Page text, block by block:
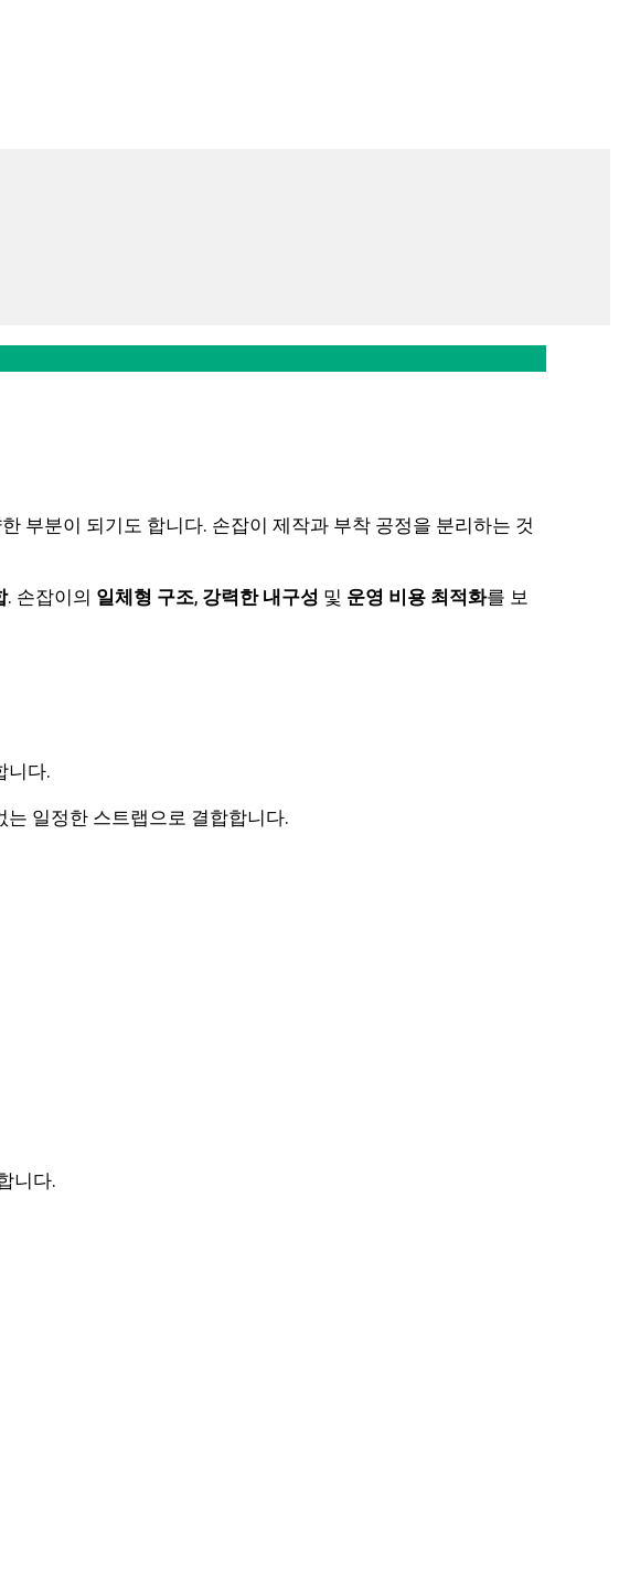
부분이 되기도 합니다. 손잡이 제작과 부착 공정을 분리하는 것
. 손잡이의 일체형 구조, 강력한 내구성 및 운영 비용 최적화를 보
니다.
일정한 스트랩으로 결합합니다.
니다.